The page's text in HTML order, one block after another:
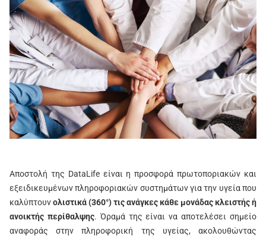
Αποστολή της DataLife είναι η προσφορά πρωτοποριακών και
εξειδικευμένων πληροφοριακών συστημάτων για την υγεία που
καλύπτουνολιστικά (360°) τις ανάγκες κάθε μονάδας κλειστής ή
ανοικτής περίθαλψης. Όραμά της είναι να αποτελέσει σημείο
αναφοράς στην πληροφορική της υγείας, ακολουθώντας